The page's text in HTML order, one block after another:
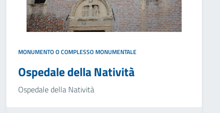
MONUMENTO O COMPLESSO MONUMENTALE
Ospedale della Natività
Ospedale della Natività